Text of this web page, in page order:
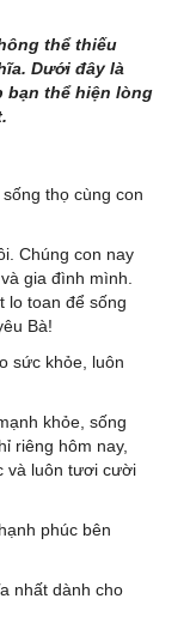
thể thiếu
Dưới đây là
bạn thể hiện lòng
thọ cùng con
Chúng con nay
gia đình mình.
lo toan để sống
Bà!
sức khỏe, luôn
khỏe, sống
riêng hôm nay,
và luôn tươi cười
phúc bên